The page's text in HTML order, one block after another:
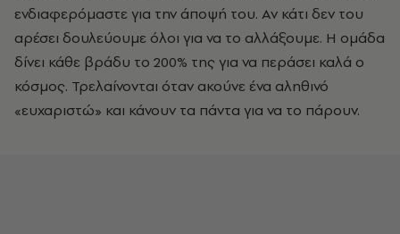
ενδιαφερόμαστε για την άποψή του. Αν κάτι δεν του
αρέσει δουλεύουμε όλοι για να το αλλάξουμε. Η ομάδα
δίνει κάθε βράδυ το 200% της για να περάσει καλά ο
κόσμος. Τρελαίνονται όταν ακούνε ένα αληθινό
«ευχαριστώ» και κάνουν τα πάντα για να το πάρουν.